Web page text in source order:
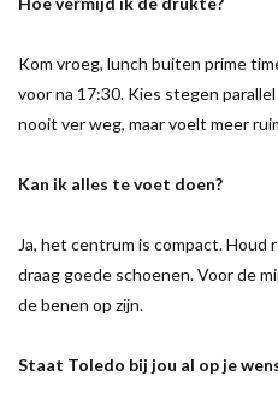
Kom vroeg, lunch buiten prime
voor na 17:30. Kies stegen
nooit ver weg, maar voelt meer
Kan ik alles te voet doen?
Ja, het centrum is compact.
draag goede schoenen. Voor de
de benen op zijn.
Staat Toledo bij jou al op je